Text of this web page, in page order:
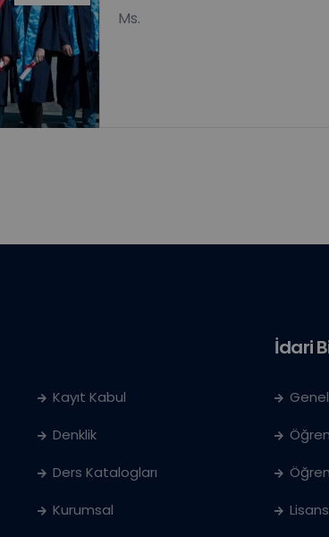
Ms.
Kayıt Kabul
Denklik
Ders Katalogları
Kurumsal
İdari